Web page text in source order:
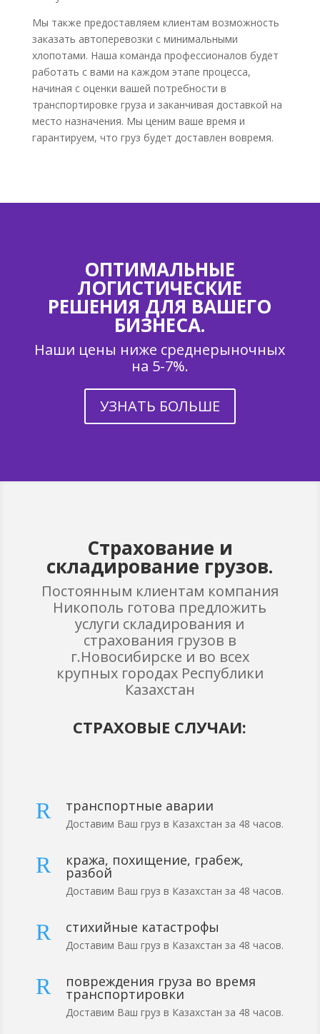
Мы также предоставляем клиентам возможность
заказать автоперевозки с минимальными
хлопотами. Наша команда профессионалов будет
работать с вами на каждом этапе процесса,
начиная с оценки вашей потребности в
транспортировке груза и заканчивая доставкой на
место назначения. Мы ценим ваше время и
гарантируем, что груз будет доставлен вовремя.
ОПТИМАЛЬНЫЕ
ЛОГИСТИЧЕСКИЕ
РЕШЕНИЯ ДЛЯ ВАШЕГО
БИЗНЕСА.
Наши цены ниже среднерыночных
на 5-7%.
УЗНАТЬ БОЛЬШЕ
Страхование и
складирование грузов.
Постоянным клиентам компания
Никополь готова предложить
услуги складирования и
страхования грузов в
г.Новосибирске и во всех
крупных городах Республики
Казахстан
СТРАХОВЫЕ СЛУЧАИ:
R транспортные аварии
Доставим Ваш груз в Казахстан за 48 часов.
R кража, похищение, грабеж,
разбой
Доставим Ваш груз в Казахстан за 48 часов.
R стихийные катастрофы
Доставим Ваш груз в Казахстан за 48 часов.
R повреждения груза во время
транспортировки
Доставим Ваш груз в Казахстан за 48 часов.